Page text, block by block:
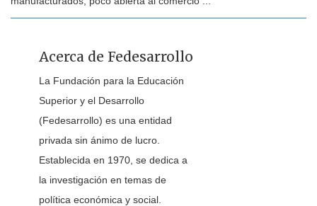
Acerca de Fedesarrollo
La Fundación para la Educación
Superior y el Desarrollo
(Fedesarrollo) es una entidad
privada sin ánimo de lucro.
Establecida en 1970, se dedica a
la investigación en temas de
política económica y social.